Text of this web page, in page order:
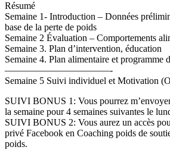
Résumé
Semaine 1- Introduction – Données
base de la perte de poids
Semaine 2 Évaluation – Comportements
Semaine 3. Plan d’intervention, éducation
Semaine 4. Plan alimentaire et programme
———————————-
Semaine 5 Suivi individuel et Motivation
SUIVI BONUS 1: Vous pourrez
la semaine pour 4 semaines suivantes le
SUIVI BONUS 2: Vous aurez un accès
privé Facebook en Coaching poids de
poids.